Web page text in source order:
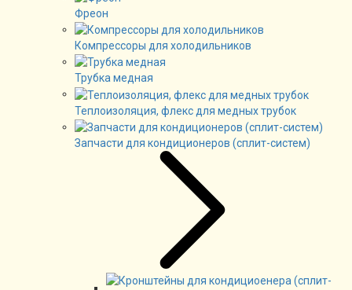
Фреон
Компрессоры для холодильников
Трубка медная
Теплоизоляция, флекс для медных трубок
Запчасти для кондиционеров (сплит-систем)